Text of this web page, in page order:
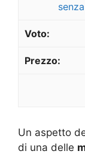
Un aspetto
di una delle